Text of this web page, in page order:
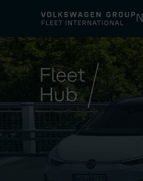
Über uns
myFleetHub